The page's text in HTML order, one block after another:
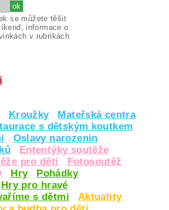
se můžete těšit
informace o
v rubrikách
Kroužky
Mateřská centra
s dětským koutkem
Oslavy narozenin
Ententýky soutěže
pro děti
Fotosoutěž
Hry
Pohádky
Hry pro hravé
s dětmi
Aktuality